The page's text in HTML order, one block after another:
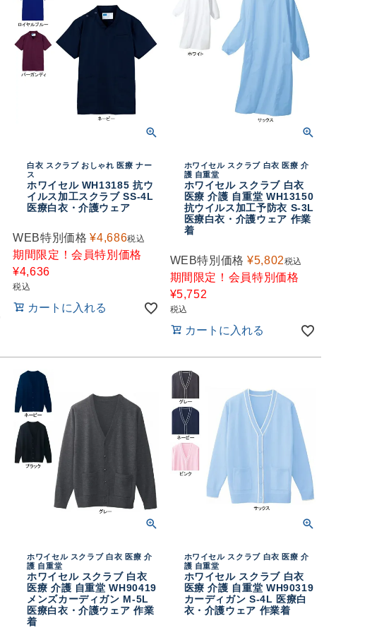
白衣 スクラブ おしゃれ 医療 ナー
ス
ホワイセル WH13185 抗ウ
イルス加工スクラブ SS-4L
医療白衣・介護ウェア
WEB特別価格 ¥4,686税込
期間限定！会員特別価格
¥4,636
税込
カートに入れる
ホワイセル スクラブ 白衣 医療 介
護 自重堂
ホワイセル スクラブ 白衣
医療 介護 自重堂 WH13150
抗ウイルス加工予防衣 S-3L
医療白衣・介護ウェア 作業
着
WEB特別価格 ¥5,802税込
期間限定！会員特別価格
¥5,752
税込
カートに入れる
ホワイセル スクラブ 白衣 医療 介
護 自重堂
ホワイセル スクラブ 白衣
医療 介護 自重堂 WH90419
メンズカーディガン M-5L
医療白衣・介護ウェア 作業
着
ホワイセル スクラブ 白衣 医療 介
護 自重堂
ホワイセル スクラブ 白衣
医療 介護 自重堂 WH90319
カーディガン S-4L 医療白
衣・介護ウェア 作業着